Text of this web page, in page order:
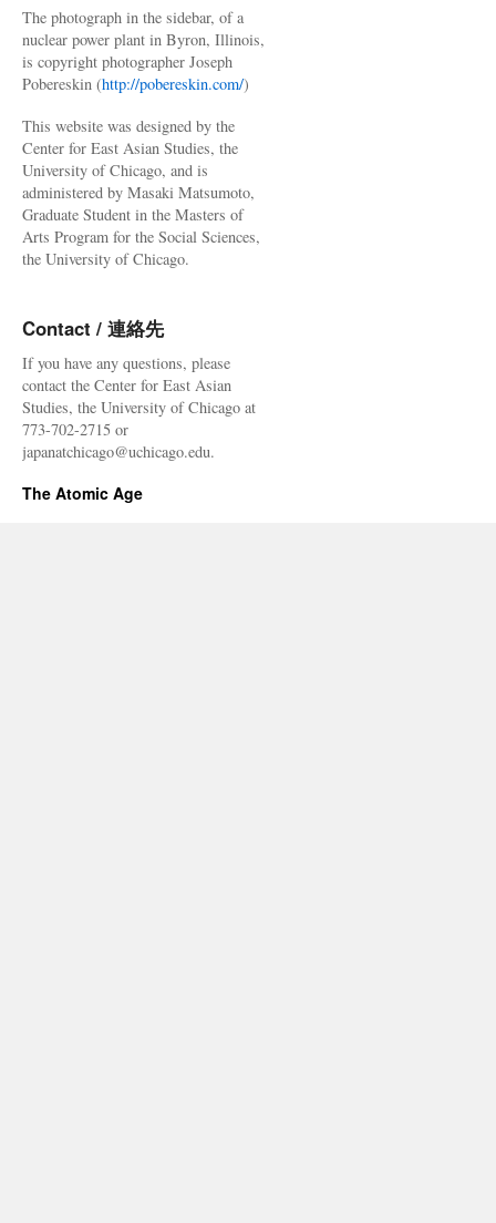
The photograph in the sidebar, of a
nuclear power plant in Byron, Illinois,
is copyright photographer Joseph
Pobereskin (http://pobereskin.com/)
This website was designed by the
Center for East Asian Studies, the
University of Chicago, and is
administered by Masaki Matsumoto,
Graduate Student in the Masters of
Arts Program for the Social Sciences,
the University of Chicago.
Contact / 連絡先
If you have any questions, please
contact the Center for East Asian
Studies, the University of Chicago at
773-702-2715 or
japanatchicago@uchicago.edu.
The Atomic Age